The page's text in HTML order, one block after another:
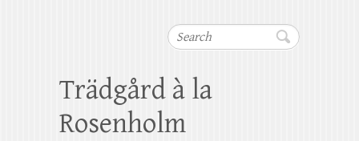
Search
Trädgård à la
Rosenholm